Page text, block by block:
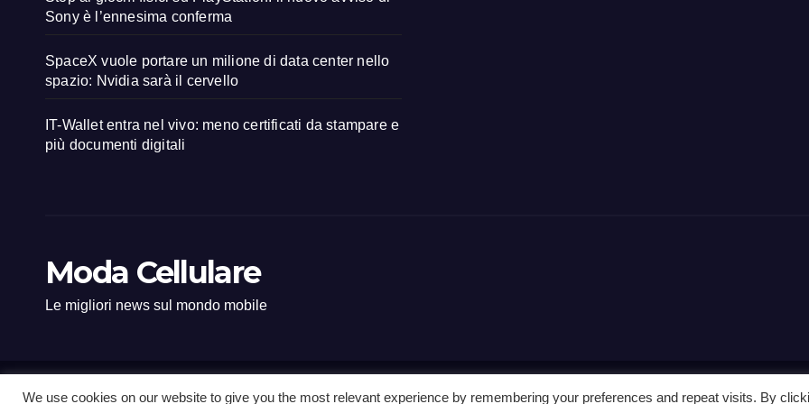
Sony è l’ennesima conferma
SpaceX vuole portare un milione di data center nello
spazio: Nvidia sarà il cervello
IT-Wallet entra nel vivo: meno certificati da stampare e
più documenti digitali
Moda Cellulare
Le migliori news sul mondo mobile
Proudly powered by WordPress|Tema: Newsup diThemeansar.
We use cookies on our website to give you the most relevant experience by remembering your preferences and repeat visits. By